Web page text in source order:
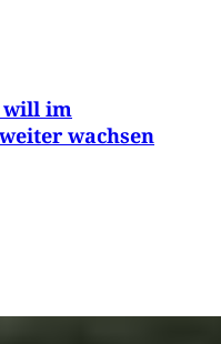
will im
wachsen